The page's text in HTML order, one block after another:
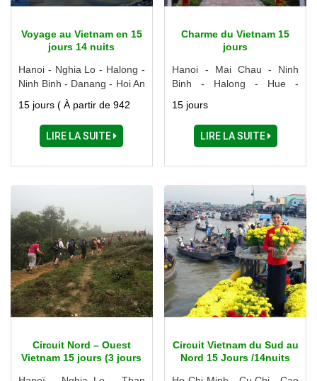
Charme du Vietnam 15
jours
Hanoi - Mai Chau - Ninh
Binh - Halong - Hue -
Trang - Saigon - Cu Chi -
Cao Dai - Cai Be
15 jours
LIRE LA SUITE
Voyage au Vietnam en 15
jours 14 nuits
Hanoi - Nghia Lo - Halong -
Ninh Binh - Danang - Hoi An
- Hue - Saigon
15 jours ( À partir de 942
LIRE LA SUITE
Circuit Vietnam du Sud au
Nord 15 Jours /14nuits
Circuit Nord – Ouest
Vietnam 15 jours (3 jours